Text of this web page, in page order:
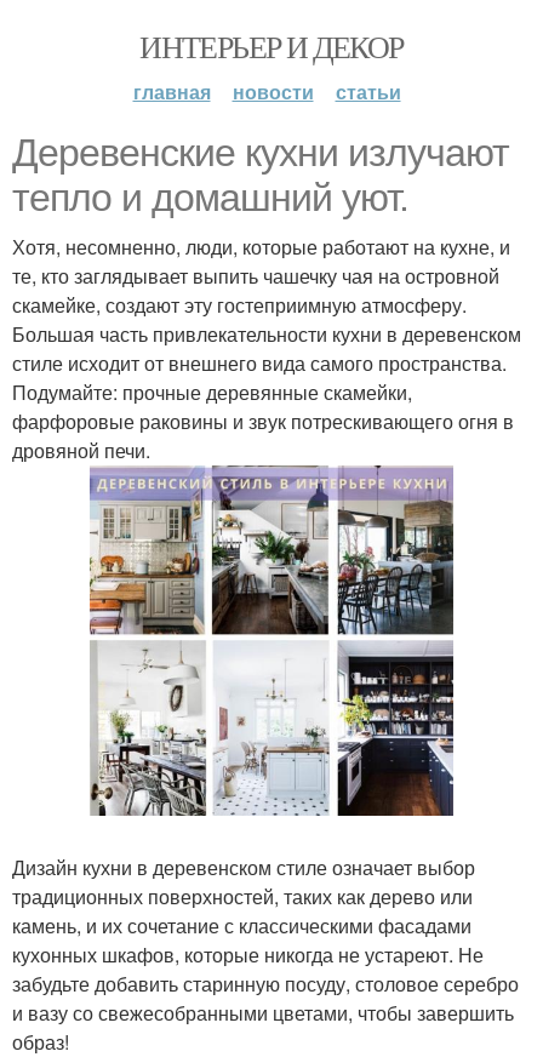
ИНТЕРЬЕР И ДЕКОР
главная новости статьи
Деревенские кухни излучают
тепло и домашний уют.
Хотя, несомненно, люди, которые работают на кухне, и
те, кто заглядывает выпить чашечку чая на островной
скамейке, создают эту гостеприимную атмосферу.
Большая часть привлекательности кухни в деревенском
стиле исходит от внешнего вида самого пространства.
Подумайте: прочные деревянные скамейки,
фарфоровые раковины и звук потрескивающего огня в
дровяной печи.
Дизайн кухни в деревенском стиле означает выбор
традиционных поверхностей, таких как дерево или
камень, и их сочетание с классическими фасадами
кухонных шкафов, которые никогда не устареют. Не
забудьте добавить старинную посуду, столовое серебро
и вазу со свежесобранными цветами, чтобы завершить
образ!